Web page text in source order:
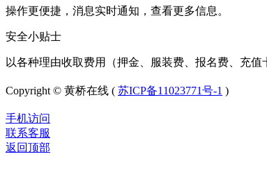
操作更便捷，消息实时通知，查看更多信息。
安全小贴士
以各种理由收取费用（押金、服装费、报名费、充值
Copyright © 黄桥在线 ( 苏ICP备11023771号-1 )
手机访问
联系客服
返回顶部